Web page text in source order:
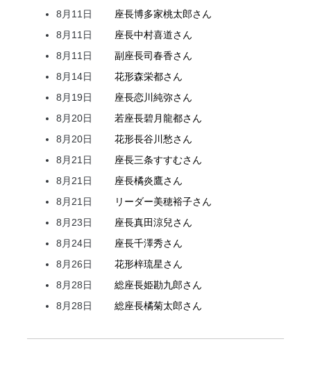
8月11日
座長博多家桃太郎さん
8月11日
座長中村喜道さん
8月11日
副座長司春香さん
8月14日
花形森栄都さん
8月19日
座長恋川純弥さん
8月20日
若座長碧月龍都さん
8月20日
花形長谷川愁さん
8月21日
座長三条すすむさん
8月21日
座長橘炎鷹さん
8月21日
リーダー美穂裕子さん
8月23日
座長真田涼兒さん
8月24日
座長千澤秀さん
8月26日
花形梓琉星さん
8月28日
総座長姫勘九郎さん
8月28日
総座長橘菊太郎さん